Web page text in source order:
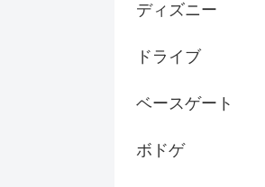
ディズニー
ドライブ
ベースゲート
ボドゲ